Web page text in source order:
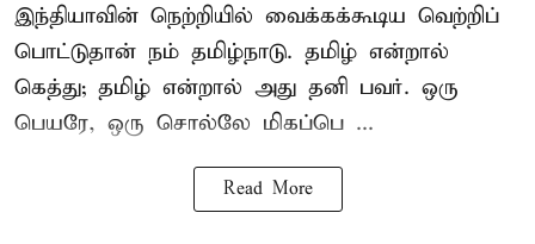
இந்தியாவின் நெற்றியில் வைக்கக்கூடிய வெற்றிப்
பொட்டுதான் நம் தமிழ்நாடு. தமிழ் என்றால்
கெத்து; தமிழ் என்றால் அது தனி பவர். ஒரு
பெயரே, ஒரு சொல்லே மிகப்பெ ...
Read More